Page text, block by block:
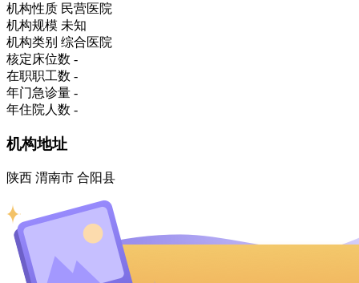
机构性质 民营医院
机构规模 未知
机构类别 综合医院
核定床位数 -
在职职工数 -
年门急诊量 -
年住院人数 -
机构地址
陕西 渭南市 合阳县